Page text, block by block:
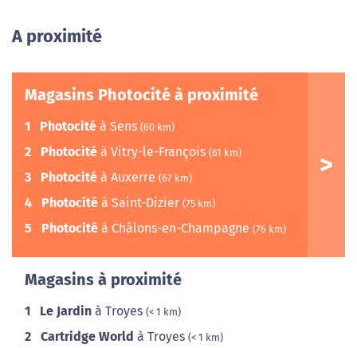
A proximité
Magasins Photocité à proximité
1 Photocité à Sens (60 km)
2 Photocité à Vitry-le-François (61 km)
3 Photocité à Auxerre (67 km)
4 Photocité à Saint-Dizier (75 km)
5 Photocité à Châlons-en-Champagne (76 km)
Magasins à proximité
1 Le Jardin à Troyes (< 1 km)
2 Cartridge World à Troyes (< 1 km)